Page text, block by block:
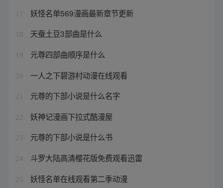
17 妖怪名单569漫画最新章节更新
18 天蚕土豆3部曲是什么
19 元尊四部曲顺序是什么
20 一人之下碧游村动漫在线观看
21 元尊的下部小说是什么名字
22 妖神记漫画下拉式酷漫屋
23 元尊的下部小说是什么书
24 斗罗大陆高清樱花版免费观看迅雷
25 妖怪名单在线观看第二季动漫